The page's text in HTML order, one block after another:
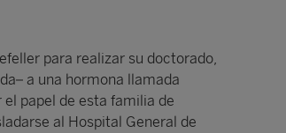
para realizar su doctorado,
a una hormona llamada
papel de esta familia de
al Hospital General de